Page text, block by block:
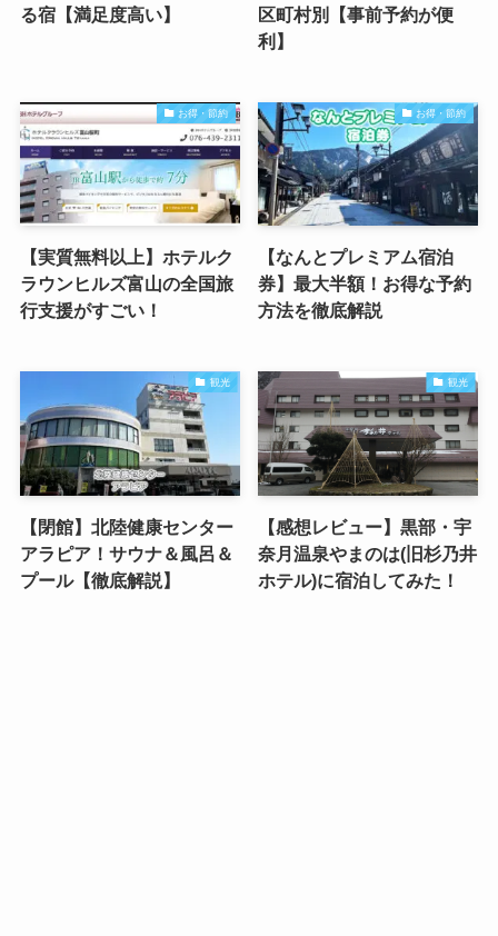
る宿【満足度高い】
区町村別【事前予約が便
利】
お得・節約
【実質無料以上】ホテルク
ラウンヒルズ富山の全国旅
行支援がすごい！
お得・節約
【なんとプレミアム宿泊
券】最大半額！お得な予約
方法を徹底解説
観光
【閉館】北陸健康センター
アラピア！サウナ＆風呂＆
プール【徹底解説】
観光
【感想レビュー】黒部・宇
奈月温泉やまのは(旧杉乃井
ホテル)に宿泊してみた！